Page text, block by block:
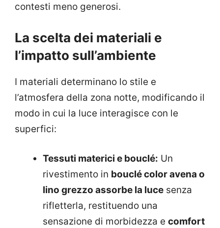
contesti meno generosi.
La scelta dei materiali e
l’impatto sull’ambiente
I materiali determinano lo stile e
l’atmosfera della zona notte, modificando il
modo in cui la luce interagisce con le
superfici:
Tessuti materici e bouclé: Un
rivestimento in bouclé color avena o
lino grezzo assorbe la luce senza
rifletterla, restituendo una
sensazione di morbidezza e comfort